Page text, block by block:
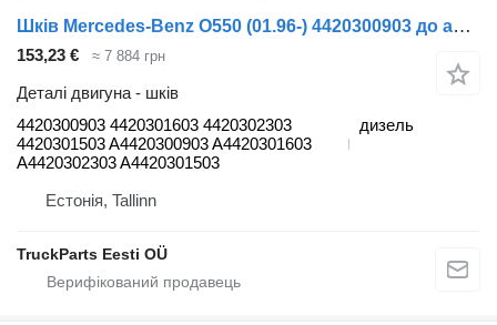
Шків Mercedes-Benz O550 (01.96-) 4420300903 до автобуса Mercedes-Benz Bus II (1996-)
153,23 € ≈ 7 884 грн
Деталі двигуна - шків
4420300903 4420301603 4420302303
4420301503 A4420300903 A4420301603
A4420302303 A4420301503
дизель
Естонія, Tallinn
TruckParts Eesti OÜ